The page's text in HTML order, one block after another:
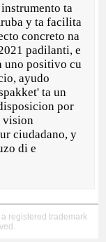
ta
y ta facilita
concreto na
padilanti, e
uno positivo cu
ayudo
ta un
por
vision
ciudadano, y
di e
registered trademark